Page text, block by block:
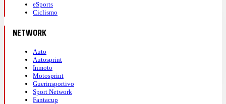
eSports
Ciclismo
NETWORK
Auto
Autosprint
Inmoto
Motosprint
Guerinsportivo
Sport Network
Fantacup